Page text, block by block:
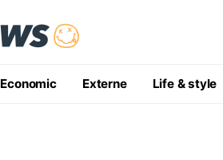
Economic Externe Life & style